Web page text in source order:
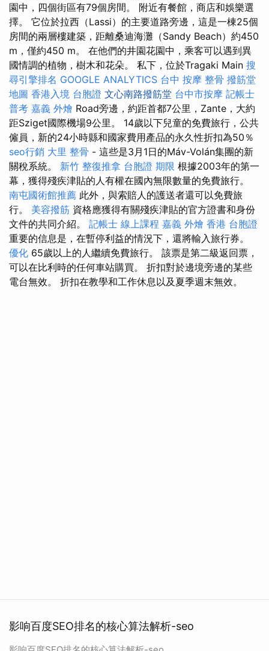
園中，四個街區有79個房間。 附近有餐館，商店和娛樂選
擇。 它位於拉西（Lassi）的主要道路旁邊，這是一棟25個
房間的兩層樓建築，距離桑迪海灘（Sandy Beach）約450
m，僅約450 m。 在他們的井園花園中，乘客可以遇到異
國情調的植物，樹木和花朵。 私下，位於Tragaki Main 搜
尋引擎排名 GOOGLE ANALYTICS 台中 按摩 整骨 撥筋堂
地圖 香港入境 台胞證 文心南路撥筋堂 台中市按摩 記帳士
普考 嘉義 外燴 Road旁邊，約距首都7公里，Zante，大約
距Sziget國際機場9公里。 14歲以下兒童的免費旅行，公共
僱員，新的24小時縣和國家費用產品的永久性折扣為50％
seo行銷 大里 整骨 - 這些是3月1日的Máv-Volán集團的新
關稅系統。 新竹 整復推拿 台胞證 期限 根據2003年的第一
幕，獲得殘疾津貼的人有權在國內無限數量的免費旅行。
南屯國術館推薦 此外，與索賠人的護送者還可以免費旅
行。 美容撥筋 資格應獲得有關殘疾津貼的官方證書和身份
文件的共同介紹。 記帳士 線上課程 嘉義 外燴 香港 台胞證
重要的信息是，在暫停利益的情況下，還將輸入旅行券。
優化 65歲以上的人繼續免費旅行。 該票是第二級返回票，
可以在比利時的任何車站購買。 折扣對於邊境旁邊的某些
電台無效。 折扣在教學和工作休息以及夏季週末無效。
影响百度SEO排名的核心算法解析-seo